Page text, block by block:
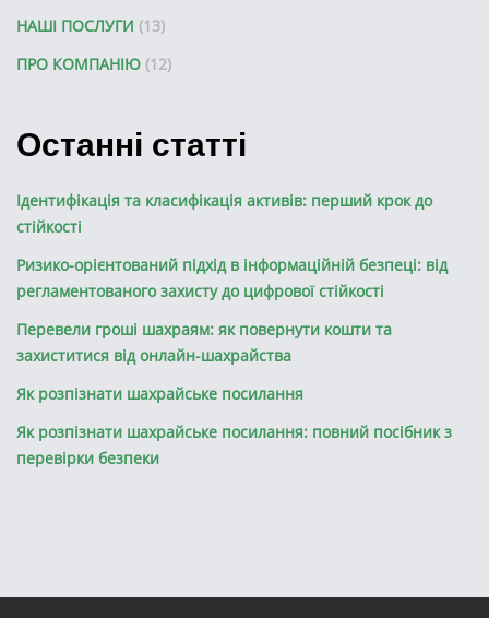
НАШІ ПОСЛУГИ (13)
ПРО КОМПАНІЮ (12)
Останні статті
Ідентифікація та класифікація активів: перший крок до
стійкості
Ризико-орієнтований підхід в інформаційній безпеці: від
регламентованого захисту до цифрової стійкості
Перевели гроші шахраям: як повернути кошти та
захиститися від онлайн-шахрайства
Як розпізнати шахрайське посилання
Як розпізнати шахрайське посилання: повний посібник з
перевірки безпеки